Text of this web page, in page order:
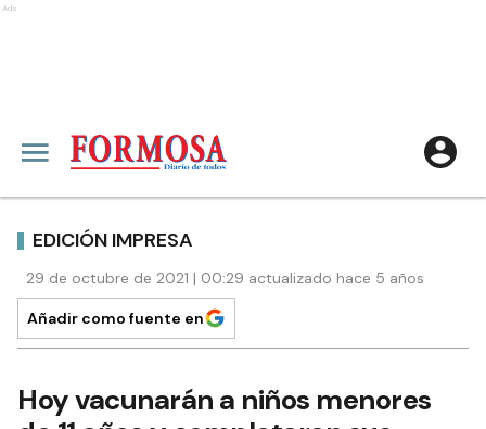
Ads
EDICIÓN IMPRESA
29 de octubre de 2021 | 00:29 actualizado hace 5 años
Añadir como fuente en
Hoy vacunarán a niños menores